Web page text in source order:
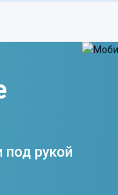
под рукой